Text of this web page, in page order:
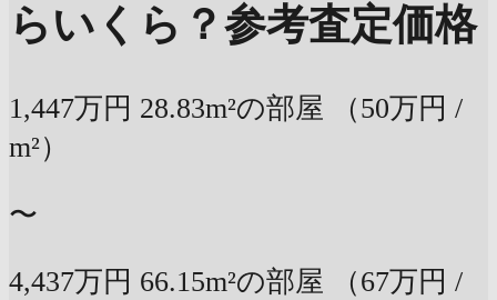
らいくら？参考査定価格
1,447万円 28.83m²の部屋
（50万円 /
m²）
〜
4,437万円 66.15m²の部屋
（67万円 /